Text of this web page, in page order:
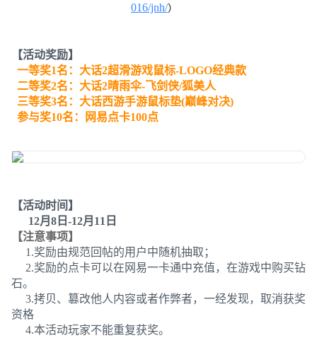
016/jnh/）
【活动奖励】
一等奖1名：大话2超滑游戏鼠标-LOGO经典款
二等奖2名：大话2晴雨伞-飞剑侠/狐美人
三等奖3名：大话西游手游鼠标垫(巅峰对决)
参与奖10名：网易点卡100点
【活动时间】
12月8日-12月11日
【注意事项】
1.奖励由规范回帖的用户中随机抽取；
2.奖励的点卡可以在网易一卡通中充值，在游戏中购买钻
石。
3.拷贝、篡改他人内容或者作弊者，一经发现，取消获奖
资格
4.本活动玩家不能重复获奖。